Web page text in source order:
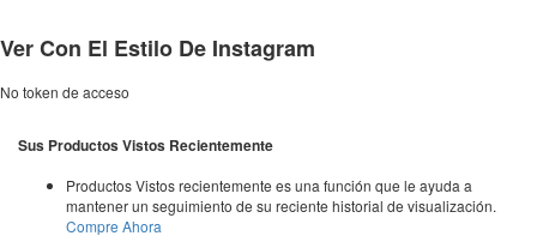
Ver Con El Estilo De Instagram
No token de acceso
Sus Productos Vistos Recientemente
Productos Vistos recientemente es una función que le ayuda a
mantener un seguimiento de su reciente historial de visualización.
Compre Ahora